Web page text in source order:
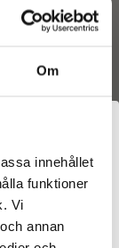
Om
innehållet
funktioner
Vi
annan
ditt val